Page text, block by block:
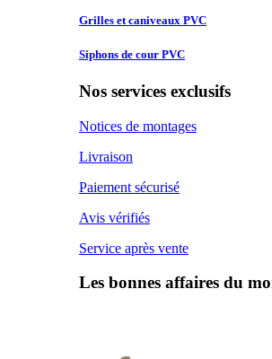
Grilles et caniveaux PVC
Siphons de cour PVC
Nos services exclusifs
Notices de montages
Livraison
Paiement sécurisé
Avis vérifiés
Service après vente
Les bonnes affaires du